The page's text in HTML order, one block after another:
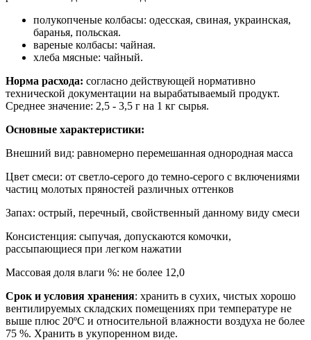
полукопченые колбасы: одесская, свиная, украинская,
баранья, польская.
вареные колбасы: чайная.
хлеба мясные: чайный.
Норма расхода: согласно действующей нормативно
технической документации на вырабатываемый продукт.
Среднее значение: 2,5 - 3,5 г на 1 кг сырья.
Основные характеристики:
Внешний вид: равномерно перемешанная однородная масса
Цвет смеси: от светло-серого до темно-серого с включениями
частиц молотых пряностей различных оттенков
Запах: острый, перечный, свойственный данному виду смеси
Консистенция: сыпучая, допускаются комочки,
рассыпающиеся при легком нажатии
Массовая доля влаги %: не более 12,0
Срок и условия хранения: хранить в сухих, чистых хорошо
вентилируемых складских помещениях при температуре не
выше плюс 20ºС и относительной влажности воздуха не более
75 %. Хранить в укупоренном виде.